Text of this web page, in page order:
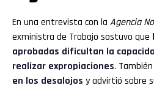
En una entrevista con la Agencia
exministra de Trabajo sostuvo que
aprobadas dificultan la
realizar expropiaciones. También
en los desalojos y advirtió sobre